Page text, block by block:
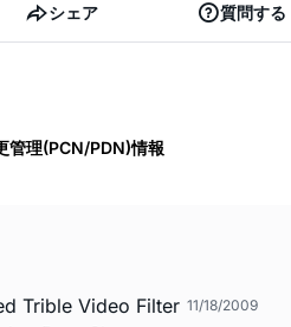
シェア 質問する
管理(PCN/PDN)情報
Trible Video Filter 11/18/2009